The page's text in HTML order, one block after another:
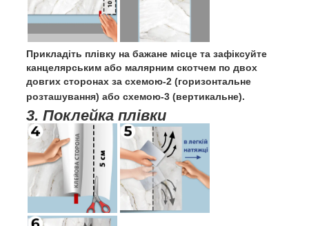
Прикладіть плівку на бажане місце та зафіксуйте
канцелярським або малярним скотчем по двох
довгих сторонах за схемою-2 (горизонтальне
розташування) або схемою-3 (вертикальне).
3. Поклейка плівки